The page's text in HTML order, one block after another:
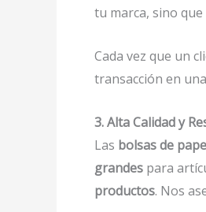
tu marca, sino
Cada vez que un
transacción en
3. Alta Calidad y
Las bolsas de
grandes para
productos. Nos